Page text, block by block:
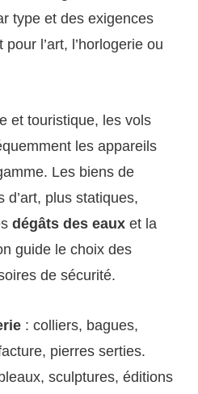
type et des exigences
l’art, l’horlogerie ou
et touristique, les vols
les appareils
Les biens de
plus statiques,
dégâts des eaux et la
guide le choix des
de sécurité.
: colliers, bagues,
pierres serties.
sculptures, éditions